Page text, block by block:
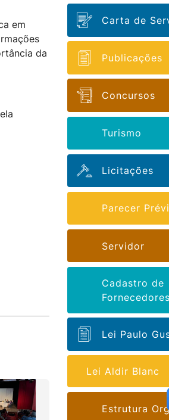
em
da
Carta de
Publicações
Concursos
Turismo
Licitações
Parecer
Servidor
Cadastro de
Fornecedores
Lei Paulo
Lei Aldir Blanc
Estrutura